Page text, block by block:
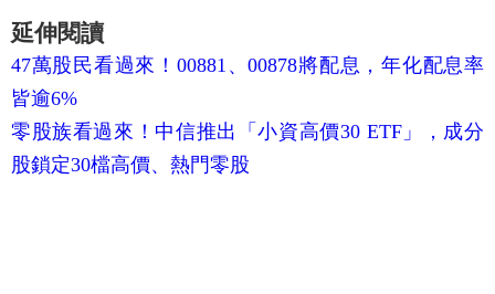
延伸閱讀
47萬股民看過來！00881、00878將配息，年化配息率
皆逾6%
零股族看過來！中信推出「小資高價30 ETF」，成分
股鎖定30檔高價、熱門零股